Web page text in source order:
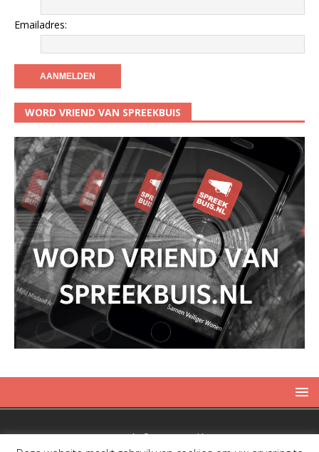
Emailadres:
WORD VRIEND VAN SPREEKBUIS
Copyright © 2019 Spreekbuis